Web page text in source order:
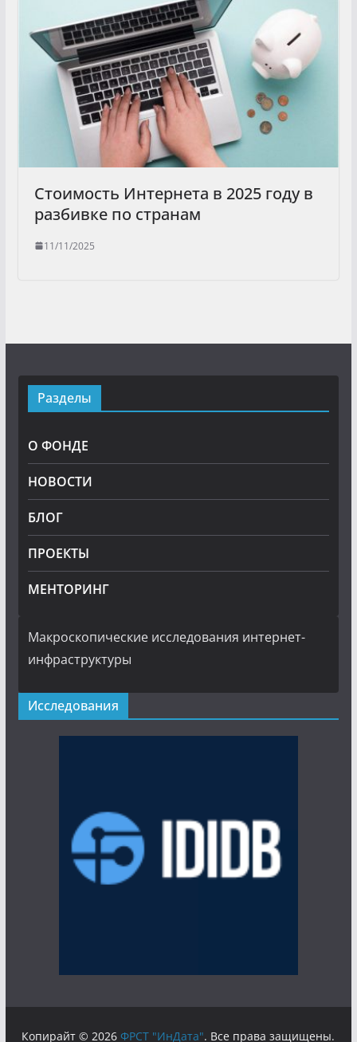
Стоимость Интернета в 2025 году в
разбивке по странам
11/11/2025
Разделы
О ФОНДЕ
НОВОСТИ
БЛОГ
ПРОЕКТЫ
МЕНТОРИНГ
Макроскопические исследования интернет-
инфраструктуры
Исследования
Копирайт © 2026ФРСТ "ИнДата". Все права защищены.